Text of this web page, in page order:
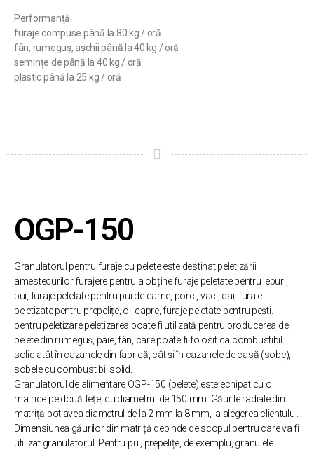
Performanţă:
furaje compuse până la 80 kg / oră
fân, rumeguș, așchii până la 40 kg / oră
semințe de până la 40 kg / oră
plastic până la 25 kg / oră
OGP-150
Granulatorul pentru furaje cu pelete este destinat peletizării
amestecurilor furajere pentru a obține furaje peletate pentru iepuri,
pui, furaje peletate pentru pui de carne, porci, vaci, cai, furaje
peletizate pentru prepelițe, oi, capre, furaje peletate pentru pești.
pentru peletizare peletizarea poate fi utilizată pentru producerea de
pelete din rumeguș, paie, fân, care poate fi folosit ca combustibil
solid atât în ​​cazanele din fabrică, cât și în cazanele de casă (sobe),
sobele cu combustibil solid.
Granulatorul de alimentare OGP-150 (pelete) este echipat cu o
matrice pe două fețe, cu diametrul de 150 mm. Găurile radiale din
matriță pot avea diametrul de la 2 mm la 8 mm, la alegerea clientului.
Dimensiunea găurilor din matriță depinde de scopul pentru care va fi
utilizat granulatorul. Pentru pui, prepelițe, de exemplu, granulele